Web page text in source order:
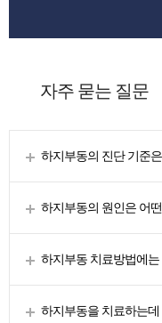
자주 묻는 질문
하지부동의 진단 기준
하지부동의 원인은 어
하지부동 치료방법에는
하지부동을 치료하는